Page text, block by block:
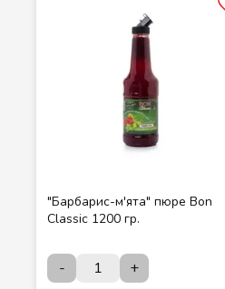
"Барбарис-м'ята" пюре Bon
Classic 1200 гр.
- +